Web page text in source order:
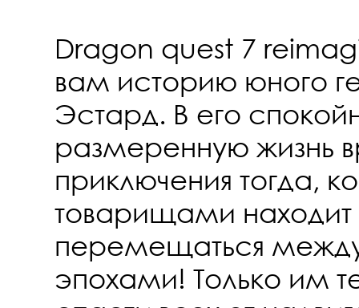
Dragon quest 7
вам историю юного
Эстард. В его
размеренную жизнь
приключения тогда,
товарищами находит
перемещаться
эпохами! Только им